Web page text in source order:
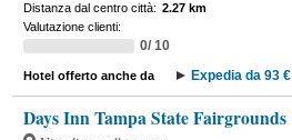
Distanza dal centro città: 2.27 km
Valutazione clienti:
0/ 10
Hotel offerto anche da Expedia da 93 €
Days Inn Tampa State Fairgrounds